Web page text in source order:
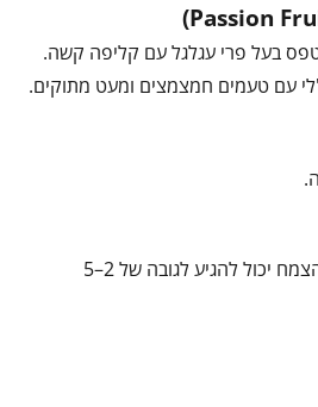
בעל פרי עגלגל עם קליפה קשה.
עם טעמים חמצמצים ומעט מתוקים.
: מטפס, הצמח יכול להגיע לגובה של 2–5